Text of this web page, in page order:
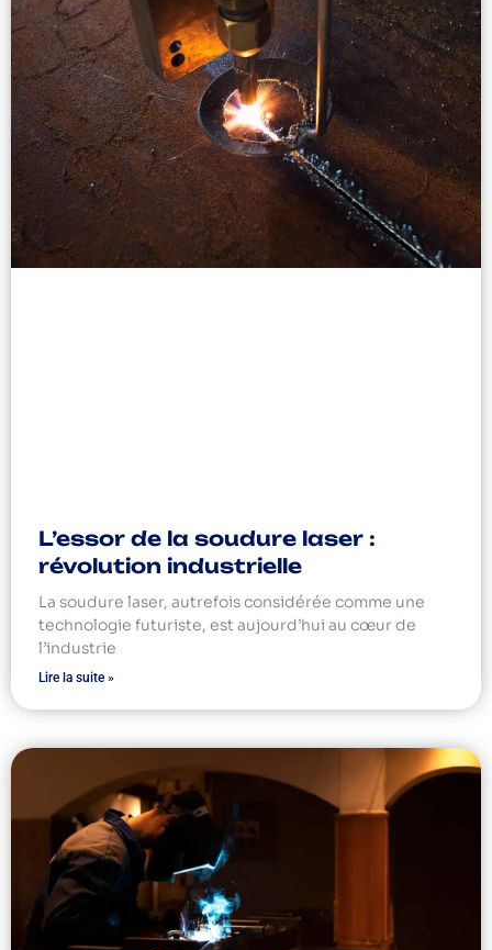
L’essor de la soudure laser :
révolution industrielle
La soudure laser, autrefois considérée comme une
technologie futuriste, est aujourd’hui au cœur de
l’industrie
Lire la suite »